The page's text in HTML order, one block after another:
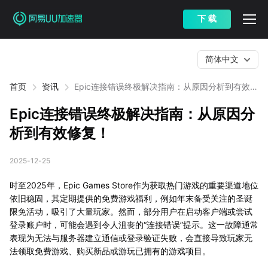
下 载
首页 资讯
Epic连接错误终极解决指南：从原因分析到有效修
简体中文
Epic连接错误终极解决指南：从原因分
析到有效修复！
2025-12-25
时至2025年，Epic Games Store作为获取热门游戏的重要渠道地位
依旧稳固，其定期提供的免费游戏福利，例如年末备受关注的圣诞
限免活动，吸引了大量玩家。然而，部分用户在启动客户端或尝试
登录账户时，可能会遇到令人沮丧的“连接错误”提示。这一故障通常
表现为无法与服务器建立通信或登录验证失败，会直接导致玩家无
法领取免费游戏、购买新品或游玩已拥有的游戏项目。